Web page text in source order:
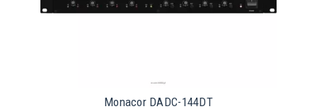
Monacor DADC-144DT